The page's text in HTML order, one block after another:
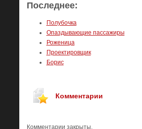
Последнее:
Полубочка
Опаздывающие пассажиры
Роженица
Проектировщик
Борис
Комментарии
Комментарии закрыты.